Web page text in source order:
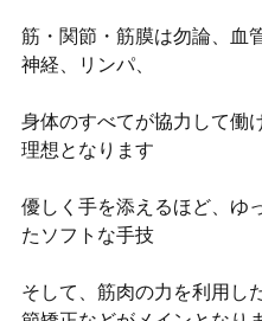
筋・関節・筋膜は勿論、血
神経、リンパ、
身体のすべてが協力して働
理想となります
優しく手を添えるほど、ゆ
たソフトな手技
そして、筋肉の力を利用し